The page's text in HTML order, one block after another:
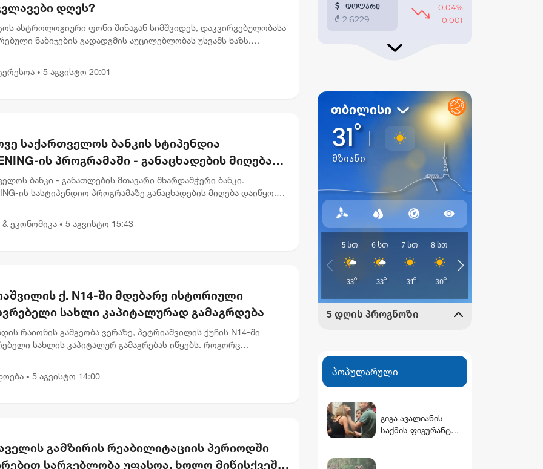
დღეს?
ასტროლოგიური ფონი შინაგან სიმშვიდეს, დაკვირვებულობასა
ნაბიჯების გადადგმის აუცილებლობას უსვამს ხაზს.
• 5 აგვისტო 20:01
საქართველოს ბანკის სტიპენდია
ის პროგრამაში - განაცხადების მიღება
ბანკი - განათლების მთავარი მხარდამჭერი ბანკი.
ის სასტიპენდიო პროგრამაზე განაცხადების მიღება დაიწყო.
სურ...
& ეკონომიკა • 5 აგვისტო 15:43
ქ. N14-ში მდებარე ისტორიული
სახლი კაპიტალურად გამაგრდება
რაიონის გამგეობა ვერაზე, პეტრიაშვილის ქუჩის N14-ში
სახლის კაპიტალურ გამაგრებას იწყებს. როგორც
• 5 აგვისტო 14:00
გამზირის რეაბილიტაციის პერიოდში
სარგებლობა უფასოა, ხოლო მიწისქვეშა
პოპულარული
გიგა ავალიანის
საქმის ფიგურანტი